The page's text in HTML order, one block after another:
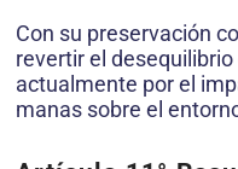
Con su preservación
revertir el
actualmente por el
manas sobre el